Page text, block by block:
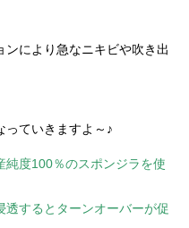
により急なニキビや吹き出
っていきますよ～♪
純度100％のスポンジラを使
透するとターンオーバーが促